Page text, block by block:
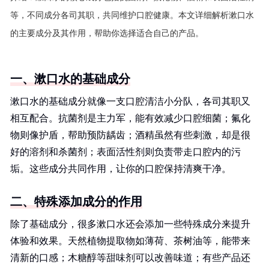
等，不同成分各司其职，共同维护口腔健康。本文详细解析漱口水
的主要成分及其作用，帮助你选择适合自己的产品。
一、漱口水的基础成分
漱口水的基础成分就像一支口腔清洁小分队，各司其职又
相互配合。抗菌剂是主力军，能有效减少口腔细菌；氟化
物则像护盾，帮助预防龋齿；酒精虽然有些刺激，却是很
好的溶剂和杀菌剂；表面活性剂则负责带走口腔内的污
垢。这些成分共同作用，让你的口腔保持清爽干净。
二、特殊添加成分的作用
除了基础成分，很多漱口水还会添加一些特殊成分来提升
体验和效果。天然植物提取物如薄荷、茶树油等，能带来
清新的口感；木糖醇等甜味剂可以改善味道；有些产品还